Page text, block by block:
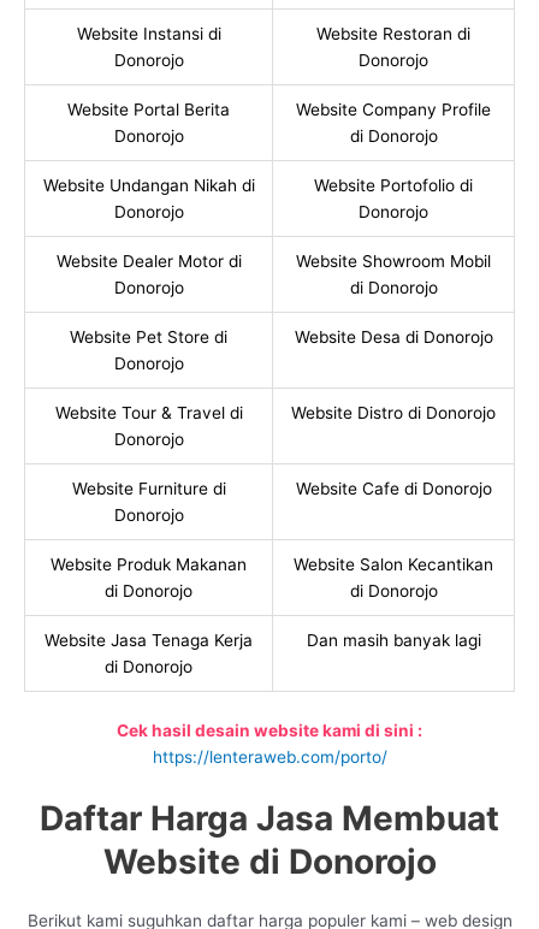
Website Instansi di
Donorojo
Website Restoran di
Donorojo
Website Portal Berita
Donorojo
Website Company Profile
di Donorojo
Website Undangan Nikah di
Donorojo
Website Portofolio di
Donorojo
Website Dealer Motor di
Donorojo
Website Showroom Mobil
di Donorojo
Website Pet Store di
Donorojo
Website Desa di Donorojo
Website Tour & Travel di
Donorojo
Website Distro di Donorojo
Website Furniture di
Donorojo
Website Cafe di Donorojo
Website Produk Makanan
di Donorojo
Website Salon Kecantikan
di Donorojo
Website Jasa Tenaga Kerja
di Donorojo
Dan masih banyak lagi
Cek hasil desain website kami di sini :
https://lenteraweb.com/porto/
Daftar Harga Jasa Membuat
Website di Donorojo
Berikut kami suguhkan daftar harga populer kami – web design